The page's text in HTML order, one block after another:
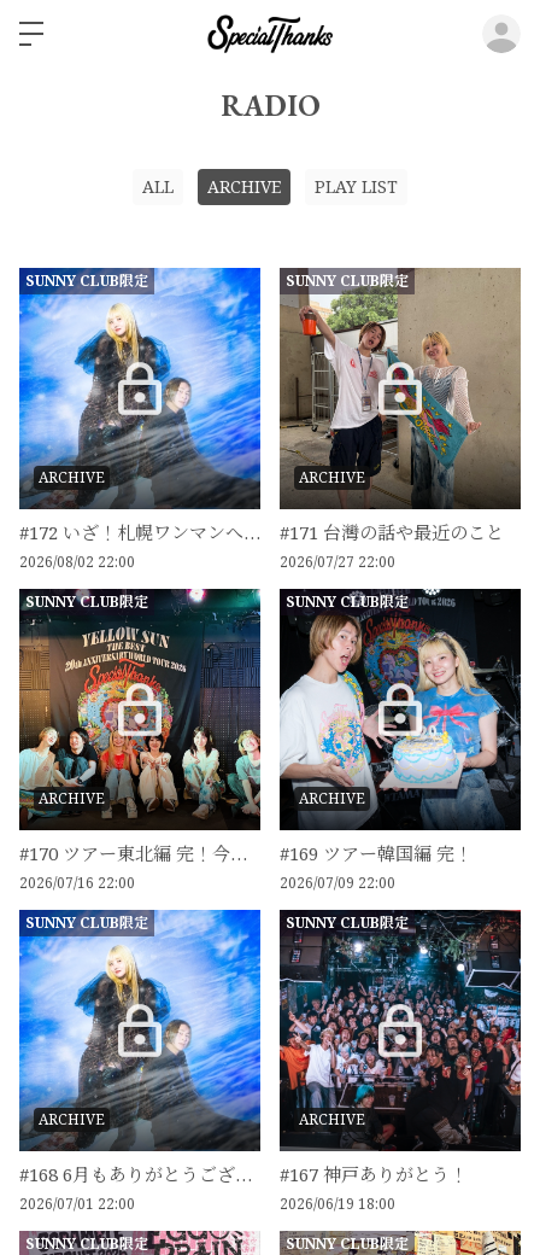
RADIO
ALL ARCHIVE PLAY LIST
SUNNY CLUB限定
ARCHIVE
#172 いざ！札幌ワンマンへ！
2026/08/02 22:00
SUNNY CLUB限定
ARCHIVE
#171 台灣の話や最近のこと
2026/07/27 22:00
SUNNY CLUB限定
ARCHIVE
#170 ツアー東北編 完！今週は台灣！
2026/07/16 22:00
SUNNY CLUB限定
ARCHIVE
#169 ツアー韓国編 完！
2026/07/09 22:00
SUNNY CLUB限定
ARCHIVE
#168 6月もありがとうございました☀️
2026/07/01 22:00
SUNNY CLUB限定
ARCHIVE
#167 神戸ありがとう！
2026/06/19 18:00
SUNNY CLUB限定
SUNNY CLUB限定